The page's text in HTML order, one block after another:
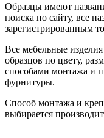
Образцы имеют
поиска по сайту, все
зарегистрированным
Все мебельные
образцов по цвету,
способами монтажа и
фурнитуры.
Способ монтажа и
выбирается